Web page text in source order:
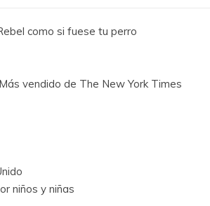
como si fuese tu perro
Más vendido de The New York Times
niños y niñas